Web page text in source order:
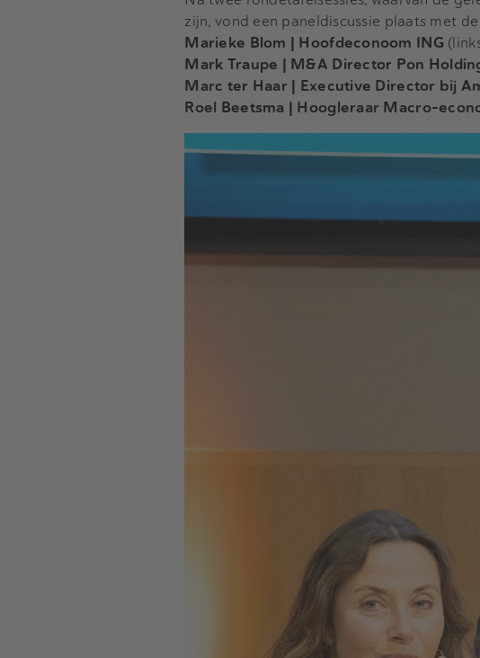
zijn, vond een paneldiscussie plaats met
Marieke Blom | Hoofdeconoom ING
Mark Traupe | M&A Director Pon
Marc ter Haar | Executive Director bij
Roel Beetsma | Hoogleraar Macro-